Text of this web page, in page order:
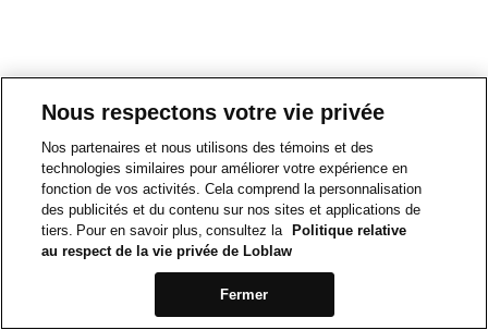
Nous respectons votre vie privée
Nos partenaires et nous utilisons des témoins et des
technologies similaires pour améliorer votre expérience en
fonction de vos activités. Cela comprend la personnalisation
des publicités et du contenu sur nos sites et applications de
tiers. Pour en savoir plus, consultez la
Politique relative
au respect de la vie privée de Loblaw
Fermer